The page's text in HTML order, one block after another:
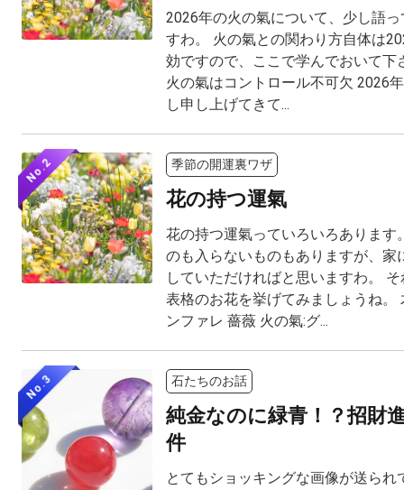
2026年の火の氣について、少し語
すわ。 火の氣との関わり方自体は
効ですので、ここで学んでおいて下
火の氣はコントロール不可欠 2026
し申し上げてきて...
No.2 季節の開運裏ワザ
花の持つ運氣
花の持つ運氣っていろいろあります
のも入らないものもありますが、家
していただければと思いますわ。
表格のお花を挙げてみましょうね。
ンファレ 薔薇 火の氣:グ...
No.3 石たちのお話
純金なのに緑青！？招財
件
とてもショッキングな画像が送られ